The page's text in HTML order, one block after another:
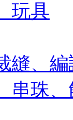
玩具
縫、
串珠